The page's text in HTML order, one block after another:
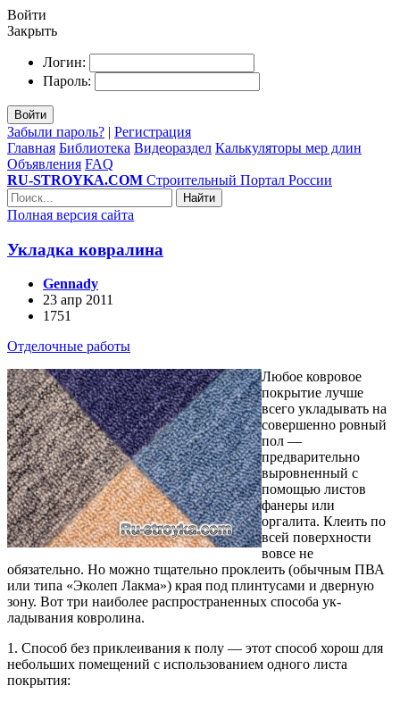
Войти
Закрыть
Логин:
Пароль:
Войти
Забыли пароль? | Регистрация
Главная Библиотека Видеораздел Калькуляторы мер длин
Объявления FAQ
RU-STROYKA.COM Строительный Портал России
Найти
Полная версия сайта
Укладка ковралина
Gennady
23 апр 2011
1751
Отделочные работы
Любое ковровое
покрытие лучше
всего укладывать на
совершенно ровный
пол —
предварительно
выров­ненный с
помощью листов
фанеры или
оргалита. Клеить по
всей поверхности
вовсе не
обязательно. Но можно тщательно проклеить (обычным ПВА
или типа «Эколеп Лакма») края под плинтусами и дверную
зону. Вот три наиболее распространенных способа ук­
ладывания ковролина.
1. Способ без приклеивания к полу — этот способ хорош для
небольших помещений с использованием одного листа
покрытия: